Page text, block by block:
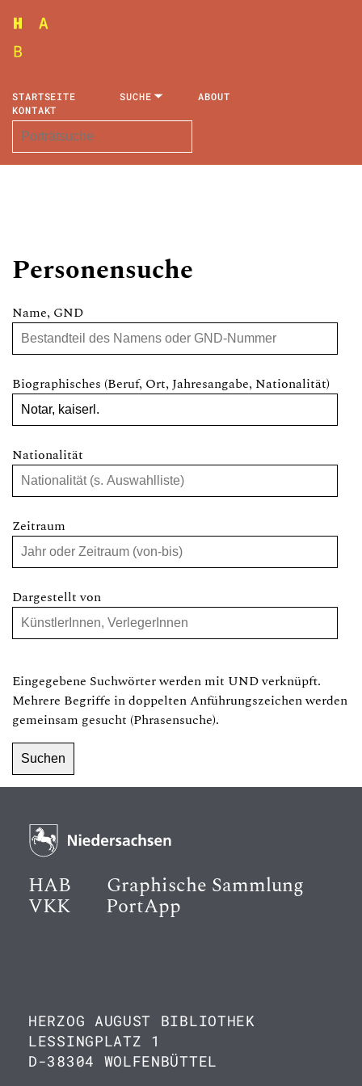
STARTSEITE SUCHE
ABOUT
KONTAKT
Personensuche
Name, GND
Biographisches (Beruf, Ort, Jahresangabe, Nationalität)
Nationalität
Zeitraum
Dargestellt von
Eingegebene Suchwörter werden mit UND verknüpft.
Mehrere Begriffe in doppelten Anführungszeichen werden
gemeinsam gesucht (Phrasensuche).
HAB Graphische Sammlung
VKK PortApp
HERZOG AUGUST BIBLIOTHEK
LESSINGPLATZ 1
D-38304 WOLFENBÜTTEL